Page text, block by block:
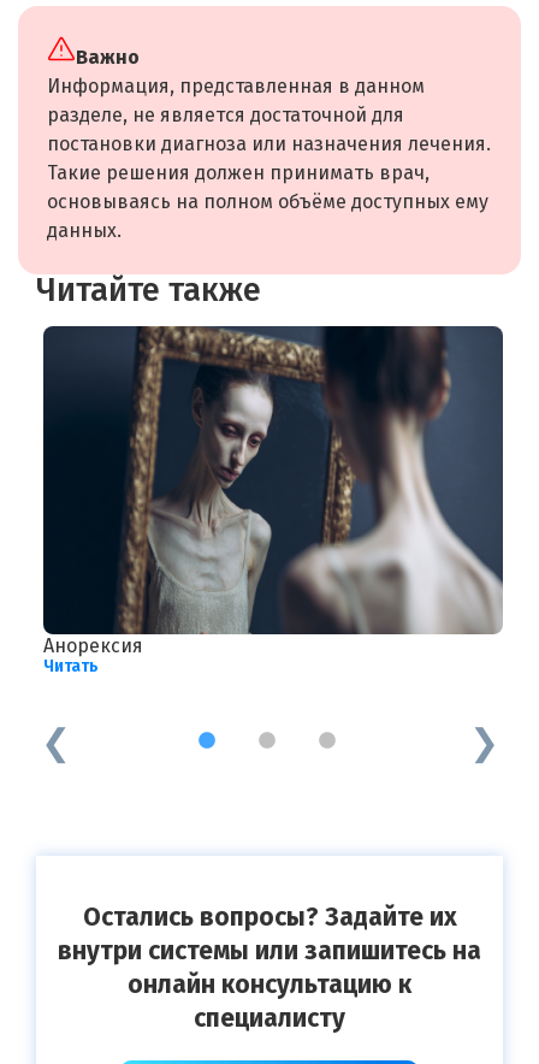
Важно
Информация, представленная в данном
разделе, не является достаточной для
постановки диагноза или назначения лечения.
Такие решения должен принимать врач,
основываясь на полном объёме доступных ему
данных.
Читайте также
Анорексия
Читать
1 2 3
Остались вопросы? Задайте их
внутри системы или запишитесь на
онлайн консультацию к
специалисту